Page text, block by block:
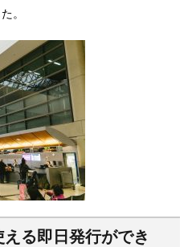
。
る即日発行ができ